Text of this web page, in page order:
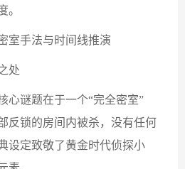
。
手法与时间线推演
处
谜题在于一个“完全密室”
锁的房间内被杀，没有任何
设定致敬了黄金时代侦探小